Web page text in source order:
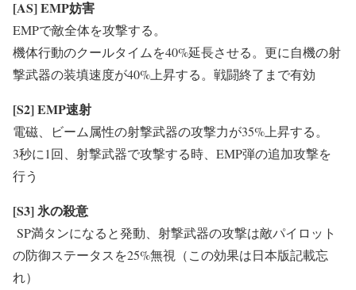
[AS] EMP妨害
EMPで敵全体を攻撃する。
機体行動のクールタイムを40%延長させる。更に自機の射
撃武器の装填速度が40%上昇する。戦闘終了まで有効
[S2] EMP速射
電磁、ビーム属性の射撃武器の攻撃力が35%上昇する。
3秒に1回、射撃武器で攻撃する時、EMP弾の追加攻撃を
行う
[S3]氷の殺意
SP満タンになると発動、射撃武器の攻撃は敵パイロット
の防御ステータスを25%無視（この効果は日本版記載忘
れ）